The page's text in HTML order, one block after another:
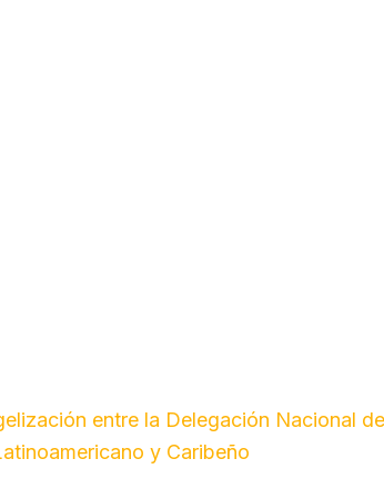
entre la Delegación Nacional
y Caribeño